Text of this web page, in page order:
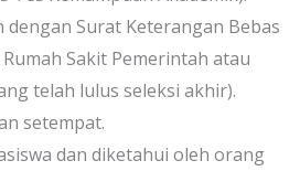
Surat Keterangan Bebas
Sakit Pemerintah atau
telah lulus seleksi akhir).
setempat.
dan diketahui oleh orang